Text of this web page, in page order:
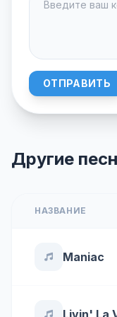
ОТПРАВИТЬ
Другие
НАЗВАНИЕ
Maniac
Livin' La